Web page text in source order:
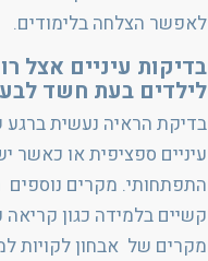
לאפשר הצלחה בלימודים.
בדיקות עיניים אצל
לילדים בעת חשד
בדיקת הראיה נעשית
עיניים ספציפית או כאשר
התפתחותי. מקרים
קשיים בלמידה כגון
מקרים של אבחון לקויות